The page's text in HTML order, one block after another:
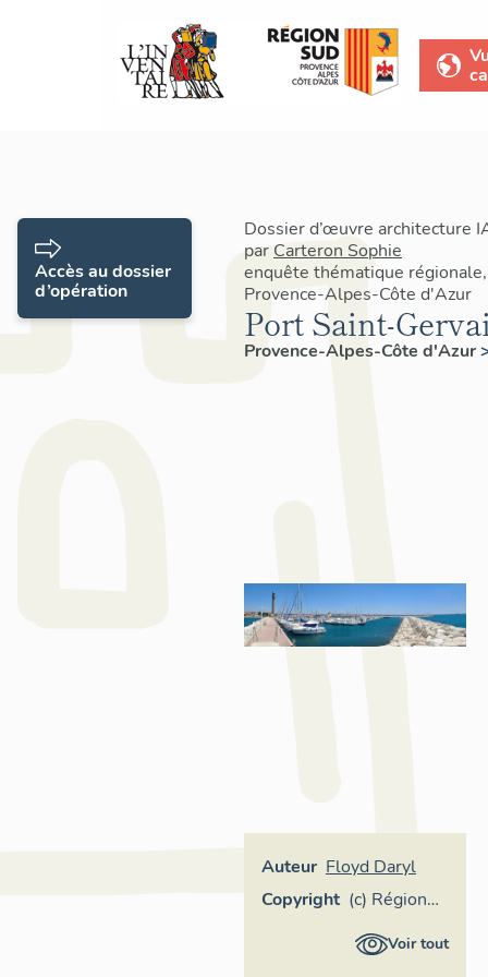
Dossier d’œuvre architecture
par Carteron Sophie
enquête thématique
Provence-Alpes-Côte d'Azur
Port Saint-
Provence-Alpes-Côte d'Azur
Auteur Floyd Daryl
Copyright (c) Région
Provence-Voir tout
Accès au dossier
d’opération